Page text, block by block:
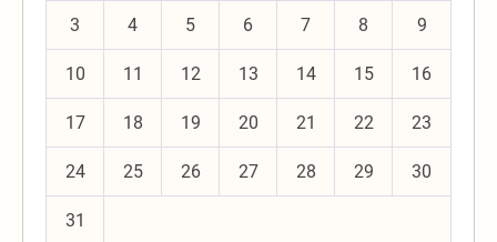
3 4 5 6 7 8 9
10 11 12 13 14 15 16
17 18 19 20 21 22 23
24 25 26 27 28 29 30
31